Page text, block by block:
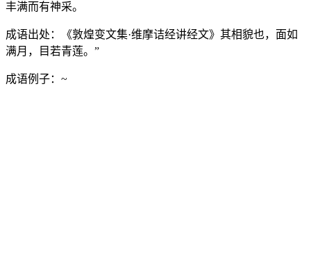
丰满而有神采。
成语出处：
《敦煌变文集·维摩诘经讲经文》其相貌也，面如
满月，目若青莲。”
成语例子： ~